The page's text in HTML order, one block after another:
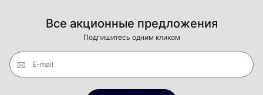
Все акционные предложения
Подпишитесь одним кликом
E-mail